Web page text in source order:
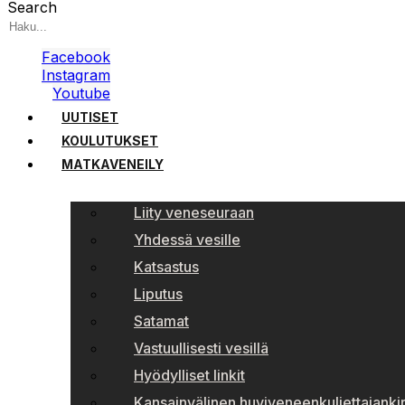
Search
Facebook
Instagram
Youtube
UUTISET
KOULUTUKSET
MATKAVENEILY
Liity veneseuraan
Yhdessä vesille
Katsastus
Liputus
Satamat
Vastuullisesti vesillä
Hyödylliset linkit